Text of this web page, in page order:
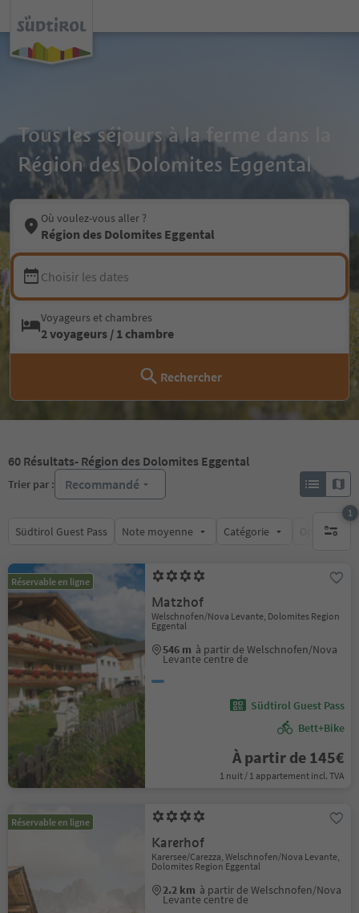
Tous les séjours à la ferme dans la
Région des Dolomites Eggental
Où voulez-vous aller ?
Région des Dolomites Eggental
Choisir les dates
Voyageurs et chambres
2 voyageurs / 1 chambre
Rechercher
60 Résultats- Région des Dolomites Eggental
Trier par : Recommandé
Südtirol Guest Pass Note moyenne Catégorie Options de
1
1 filtre
Réservable en ligne
Matzhof
Welschnofen/Nova Levante, Dolomites Region
Eggental
546 m à partir de Welschnofen/Nova
Levante centre de
Südtirol Guest Pass
Bett+Bike
À partir de 145€
1 nuit / 1 appartement incl. TVA
Réservable en ligne
Karerhof
Karersee/Carezza, Welschnofen/Nova Levante,
Dolomites Region Eggental
2.2 km à partir de Welschnofen/Nova
Levante centre de